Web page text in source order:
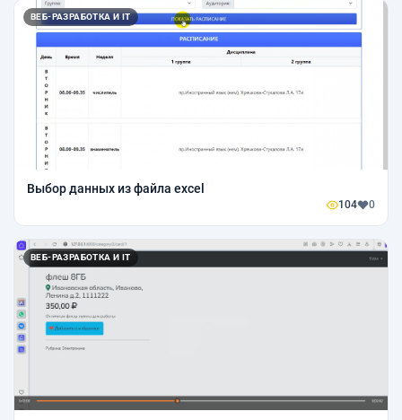
ВЕБ-РАЗРАБОТКА И IT
Выбор данных из файла excel
104 0
ВЕБ-РАЗРАБОТКА И IT